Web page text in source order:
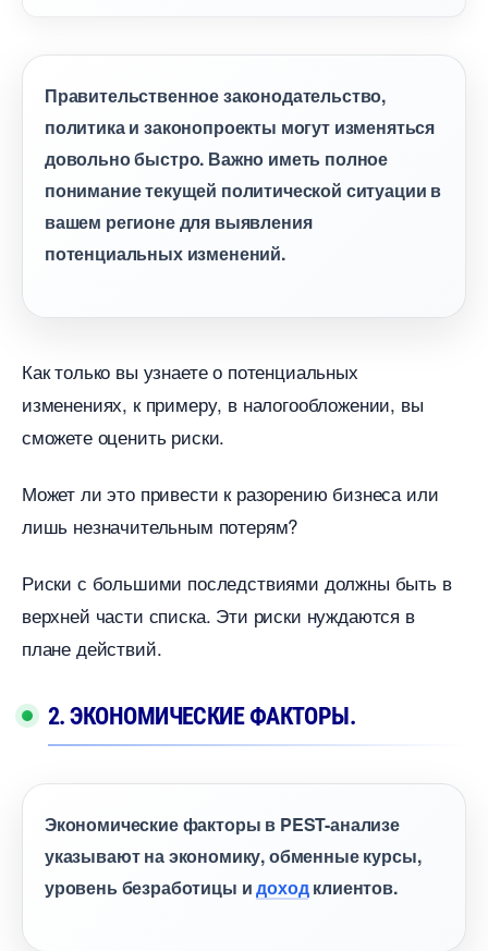
Правительственное законодательство,
политика и законопроекты могут изменяться
довольно быстро. Важно иметь полное
понимание текущей политической ситуации
ашем регионе для выявления
потенциальных изменений.
Как только вы узнаете о потенциальных
изменениях, к примеру, в налогообложении, вы
сможете оценить риски.
Может ли это привести к разорению бизнеса или
лишь незначительным потерям?
Риски с большими последствиями должны быть
ерхней части списка. Эти риски нуждаются
плане действий.
2. ЭКОНОМИЧЕСКИЕ ФАКТОРЫ.
Экономические факторы в PEST-анализе
указывают на экономику, обменные курсы,
уровень безработицы идоходклиентов.